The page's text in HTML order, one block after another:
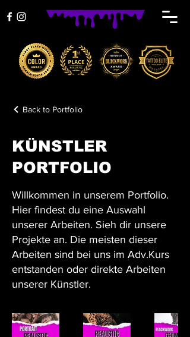
Back to Portfolio
KÜNSTLER
PORTFOLIO
Willkommen in unserem Portfolio.
Hier findest du eine Auswahl
unserer Arbeiten. Sieh dir unsere
Projekte an. Die meisten dieser
Arbeiten sind bei uns im Adv.Kurs
entstanden oder direkte Arbeiten
unserer Künstler.